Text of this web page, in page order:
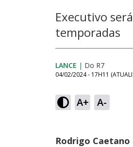
Executivo
temporadas
LANCE | Do R7
04/02/2024 - 17H11
A+ A-
Rodrigo Caetano